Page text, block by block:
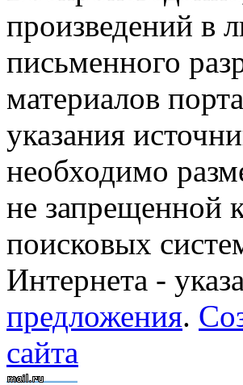
произведений в
письменного
материалов
указания
необходимо
не запрещенной
поисковых
Интернета -
предложения.
сайта